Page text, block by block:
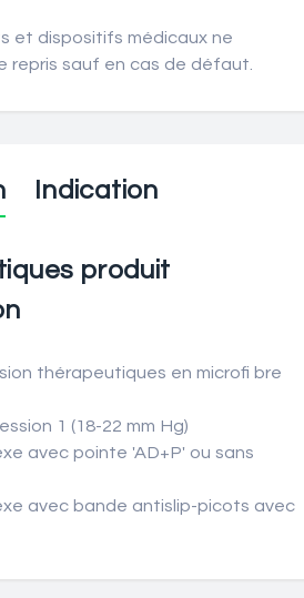
et dispositifs médicaux ne
repris sauf en cas de défaut.
Indication
produit
thérapeutiques en microfi bre
1 (18-22 mm Hg)
avec pointe 'AD+P' ou sans
avec bande antislip-picots avec